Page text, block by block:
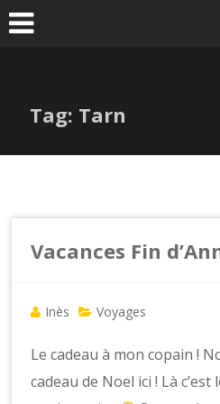
Tag: Tarn
Vacances Fin
Inès Voyages
Le cadeau à mon copain !
cadeau de Noel ici ! Là